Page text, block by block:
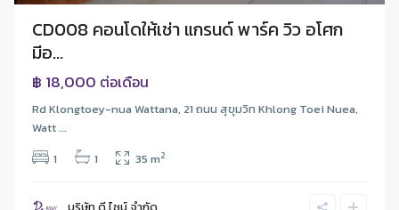
CD008 คอนโดให้เช่า แกรนด์ พาร์ค วิว อโศก
มีอ...
฿ 18,000 ต่อเดือน
Rd Klongtoey-nua Wattana, 21 ถนน สุขุมวิท Khlong Toei Nuea,
Watt ...
1
1 35 m2
บริษัท ดี.ไซน์ จํากัด